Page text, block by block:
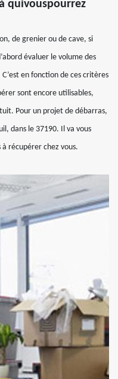
quivouspourrez
de grenier ou de cave, si
évaluer le volume des
en fonction de ces critères
sont encore utilisables,
Pour un projet de débarras,
dans le 37190. Il va vous
récupérer chez vous.